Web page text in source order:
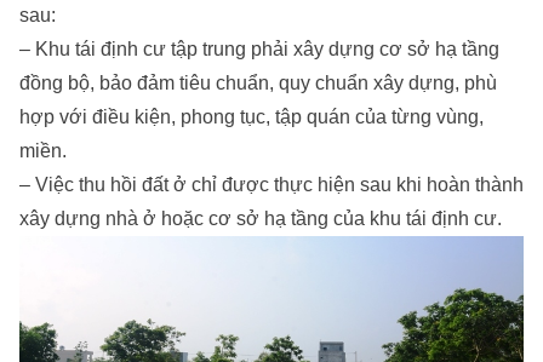
sau:
– Khu tái định cư tập trung phải xây dựng cơ sở hạ tầng
đồng bộ, bảo đảm tiêu chuẩn, quy chuẩn xây dựng, phù
hợp với điều kiện, phong tục, tập quán của từng vùng,
miền.
– Việc thu hồi đất ở chỉ được thực hiện sau khi hoàn thành
xây dựng nhà ở hoặc cơ sở hạ tầng của khu tái định cư.